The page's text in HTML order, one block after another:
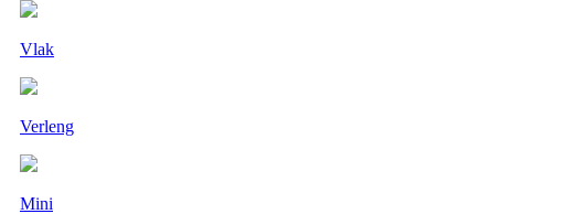
Vlak
Verleng
Mini